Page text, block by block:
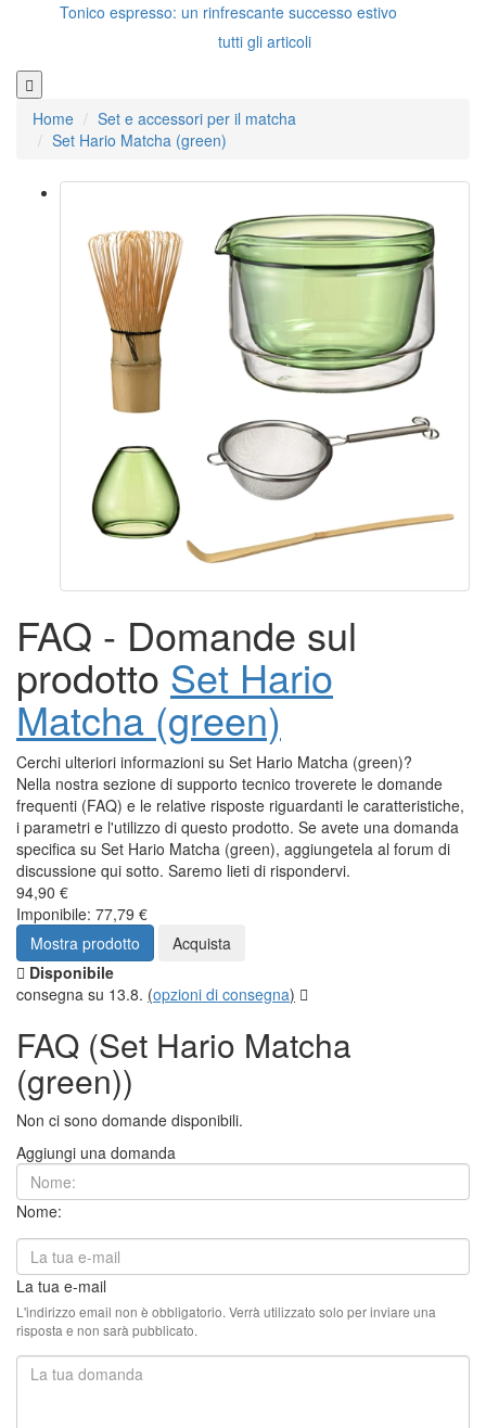
Tonico espresso: un rinfrescante successo estivo
tutti gli articoli
Home
Set e accessori per il matcha
Set Hario Matcha (green)
FAQ - Domande sul
prodotto Set Hario
Matcha (green)
Cerchi ulteriori informazioni su Set Hario Matcha (green)?
Nella nostra sezione di supporto tecnico troverete le domande
frequenti (FAQ) e le relative risposte riguardanti le caratteristiche,
i parametri e l'utilizzo di questo prodotto. Se avete una domanda
specifica su Set Hario Matcha (green), aggiungetela al forum di
discussione qui sotto. Saremo lieti di rispondervi.
94,90 €
Imponibile: 77,79 €
Mostra prodotto
Acquista
Disponibile
consegna su 13.8. (opzioni di consegna)
FAQ (Set Hario Matcha
(green))
Non ci sono domande disponibili.
Aggiungi una domanda
Nome:
La tua e-mail
L'indirizzo email non è obbligatorio. Verrà utilizzato solo per inviare una
risposta e non sarà pubblicato.